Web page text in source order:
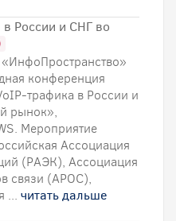
России и СНГ во
конференция
трафика в России и
рынок»,
Мероприятие
Ассоциация
(РАЭК), Ассоциация
связи (АРОС),
... читать дальше